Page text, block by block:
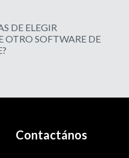
DE ELEGIR
SOFTWARE DE
Contactános